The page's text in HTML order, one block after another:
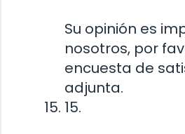
Su opinión es
nosotros, por
encuesta de
adjunta.
15.